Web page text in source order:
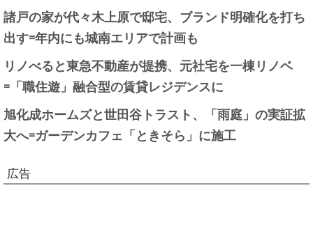
諸戸の家が代々木上原で邸宅、ブランド明確化を打ち
出す=年内にも城南エリアで計画も
リノべると東急不動産が提携、元社宅を一棟リノベ
=「職住遊」融合型の賃貸レジデンスに
旭化成ホームズと世田谷トラスト、「雨庭」の実証拡
大へ=ガーデンカフェ「ときそら」に施工
広告